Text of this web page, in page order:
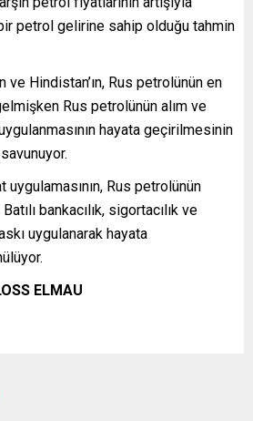
petrol gelirine sahip olduğu tahmin
Hindistan’ın, Rus petrolünün en
Rus petrolünün alım ve
hayata geçirilmesinin
uygulamasının, Rus petrolünün
bankacılık, sigortacılık ve
uygulanarak hayata
ELMAU